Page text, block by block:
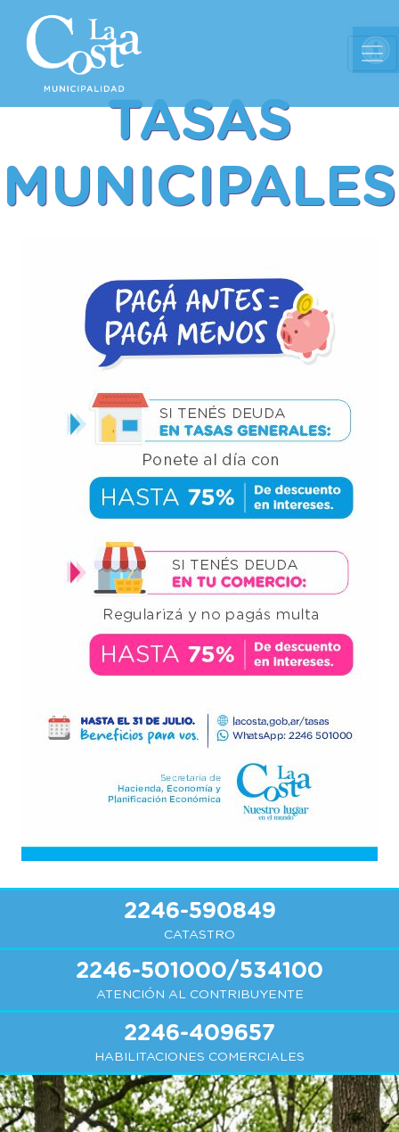
TASAS
MUNICIPALES
2246-590849
CATASTRO
2246-501000/534100
ATENCIÓN AL CONTRIBUYENTE
2246-409657
HABILITACIONES COMERCIALES